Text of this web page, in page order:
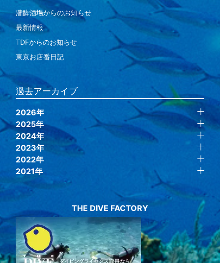
潜酔酒場からのお知らせ
最新情報
TDFからのお知らせ
東京お店番日記
過去アーカイブ
2026年
2025年
2024年
2023年
2022年
2021年
THE DIVE FACTORY